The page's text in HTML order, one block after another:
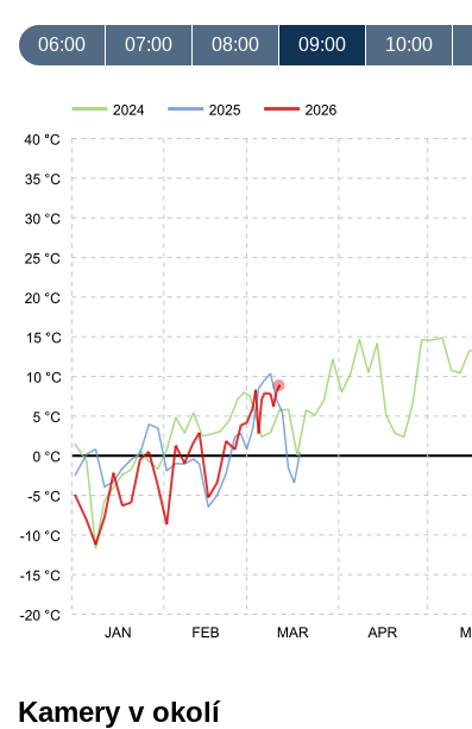
06:00 07:00 08:00 09:00 10:00
Kamery v okolí